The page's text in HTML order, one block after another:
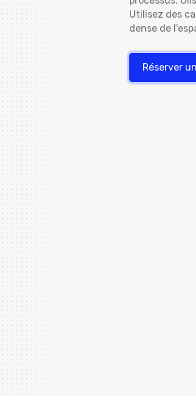
Utilisez des
dense de
Réserver